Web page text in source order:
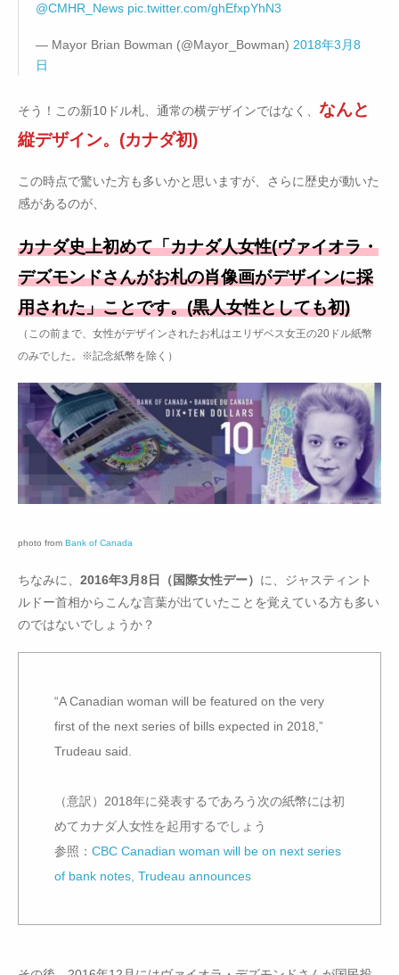
@CMHR_News pic.twitter.com/ghEfxpYhN3
— Mayor Brian Bowman (@Mayor_Bowman) 2018年3月8
日
そう！この新10ドル札、通常の横デザインではなく、 なんと
縦デザイン。(カナダ初)
この時点で驚いた方も多いかと思いますが、さらに歴史が動いた
感があるのが、
カナダ史上初めて「カナダ人女性(ヴァイオラ・
デズモンドさんがお札の肖像画がデザインに採
用された」ことです。(黒人女性としても初)
（この前まで、女性がデザインされたお札はエリザベス女王の20ドル紙幣
のみでした。※記念紙幣を除く）
photo from Bank of Canada
ちなみに、 2016年3月8日（国際女性デー） に、ジャスティント
ルドー首相からこんな言葉が出ていたことを覚えている方も多い
のではないでしょうか？
“A Canadian woman will be featured on the very
first of the next series of bills expected in 2018,”
Trudeau said.
（意訳）2018年に発表するであろう次の紙幣には初
めてカナダ人女性を起用するでしょう
参照： CBC Canadian woman will be on next series
of bank notes, Trudeau announces